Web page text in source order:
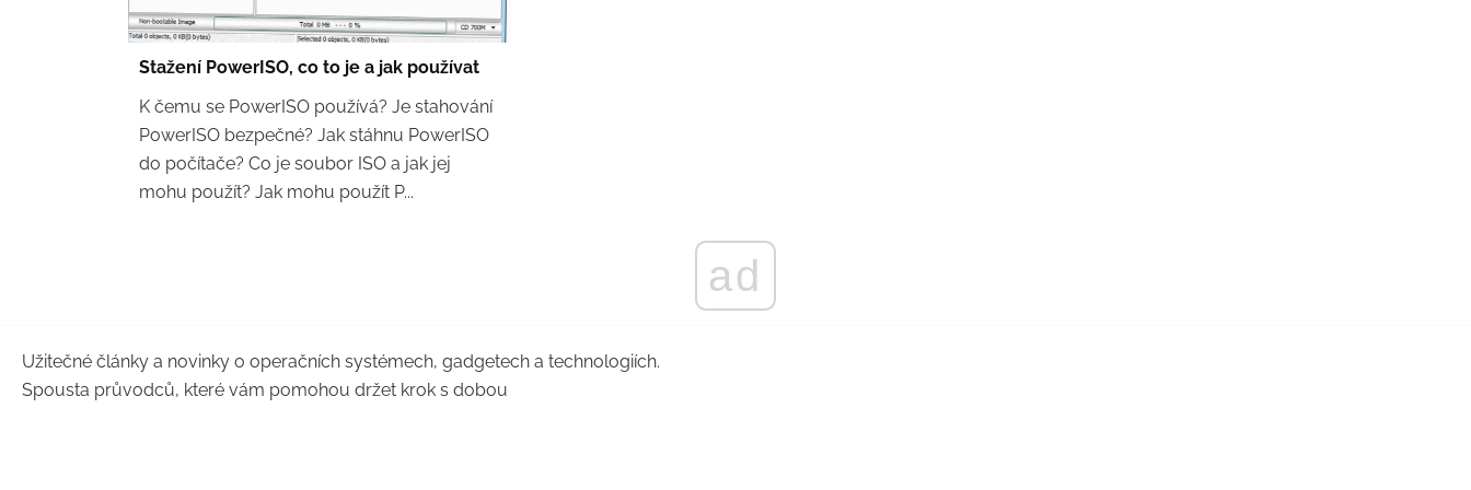
Stažení PowerISO, co to je a jak používat
K čemu se PowerISO používá? Je stahování
PowerISO bezpečné? Jak stáhnu PowerISO
do počítače? Co je soubor ISO a jak jej
mohu použít? Jak mohu použít P...
ad
Užitečné články a novinky o operačních systémech, gadgetech a technologiích.
Spousta průvodců, které vám pomohou držet krok s dobou